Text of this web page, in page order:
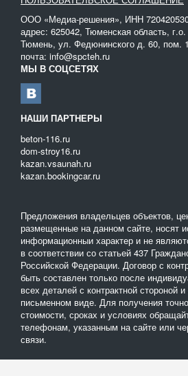
ООО «Медиа-решения», ИНН
адрес: 625042, Тюменская область,
Тюмень, ул. Федюнинского д. 60, пом.
почта: info@spcteh.ru
МЫ В СОЦСЕТЯХ
НАШИ ПАРТНЕРЫ
beton-116.ru
dom-stroy16.ru
kazan.vsaunah.ru
kazan.bookingcar.ru
Предложения владельцев объектов,
размещенные на данном сайте, носят
информационныи характер и не
в соответствии со статьей 437
Российской Федерации. Договор с
быть составлен только после
всех деталей с контрактной стороной
письменном виде. Для получения
стоимости, сроках и условиях
телефонам, указанным на сайте или
связи.